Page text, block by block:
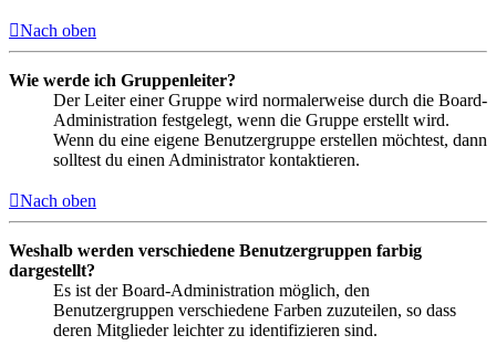
Nach oben
Wie werde ich Gruppenleiter?
Der Leiter einer Gruppe wird normalerweise durch die Board-
Administration festgelegt, wenn die Gruppe erstellt wird.
Wenn du eine eigene Benutzergruppe erstellen möchtest, dann
solltest du einen Administrator kontaktieren.
Nach oben
Weshalb werden verschiedene Benutzergruppen farbig
dargestellt?
Es ist der Board-Administration möglich, den
Benutzergruppen verschiedene Farben zuzuteilen, so dass
deren Mitglieder leichter zu identifizieren sind.